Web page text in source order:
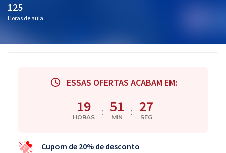
125
Horas de aula
ESSAS OFERTAS ACABAM EM:
19
HORAS : 51
MIN : 26
SEG
Cupom de 20% de desconto